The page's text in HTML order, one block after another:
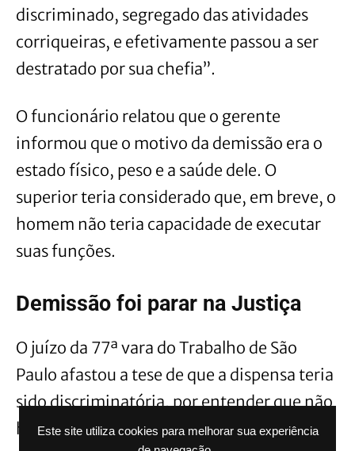
Este site utiliza cookies para melhorar sua experiência
discriminado, segregado das atividades
corriqueiras, e efetivamente passou a ser
destratado por sua chefia”.
O funcionário relatou que o gerente
informou que o motivo da demissão era o
estado físico, peso e a saúde dele. O
superior teria considerado que, em breve, o
homem não teria capacidade de executar
suas funções.
Demissão foi parar na Justiça
O juízo da 77ª vara do Trabalho de São
Paulo afastou a tese de que a dispensa teria
sido discriminatória, por entender que não
havia comprovação nesse sentido, e o TRT